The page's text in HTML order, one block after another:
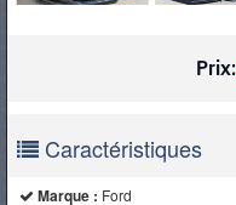
Prix:
Caractéristiques
Marque : Ford